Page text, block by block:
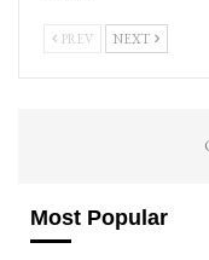
PREV NEXT
Most Popular